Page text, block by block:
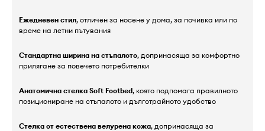
Ежедневен стил, отличен за носене у дома, за почивка или по
време на летни пътувания
Стандартна ширина на стъпалото, допринасяща за комфортно
прилягане за повечето потребителки
Анатомична стелка Soft Footbed, която подпомага правилното
позициониране на стъпалото и дълготрайното удобство
Стелка от естествена велурена кожа, допринасяща за